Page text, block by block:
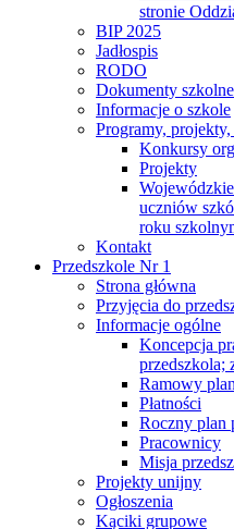
stronie
BIP 2025
Jadłospis
RODO
Dokumenty szkolne
Informacje o szkole
Programy,
Konkursy
Projekty
uczniów
roku
Kontakt
Przedszkole Nr 1
Strona główna
Przyjęcia do
Informacje ogólne
Koncepcja
przedszkola;
Ramowy
Płatności
Roczny plan
Pracownicy
Misja
Projekty unijny
Ogłoszenia
Kąciki grupowe